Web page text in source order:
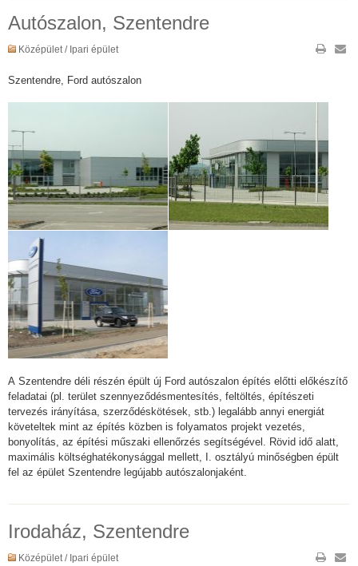
Autószalon, Szentendre
Középület / Ipari épület
Szentendre, Ford autószalon
A Szentendre déli részén épült új Ford autószalon építés előtti előkészítő
feladatai (pl. terület szennyeződésmentesítés, feltöltés, építészeti
tervezés irányítása, szerződéskötések, stb.) legalább annyi energiát
követeltek mint az építés közben is folyamatos projekt vezetés,
bonyolítás, az építési műszaki ellenőrzés segítségével. Rövid idő alatt,
maximális költséghatékonysággal mellett, I. osztályú minőségben épült
fel az épület Szentendre legújabb autószalonjaként.
Irodaház, Szentendre
Középület / Ipari épület